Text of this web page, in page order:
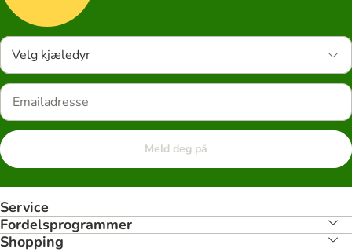
Velg kjæledyr
Meld deg på
Service
Fordelsprogrammer
Shopping